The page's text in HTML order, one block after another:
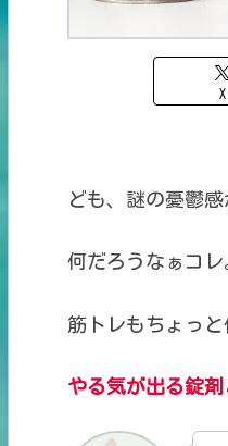
X
ども、謎の憂鬱感
何だろうなぁコレ
筋トレもちょっと
やる気が出る錠剤